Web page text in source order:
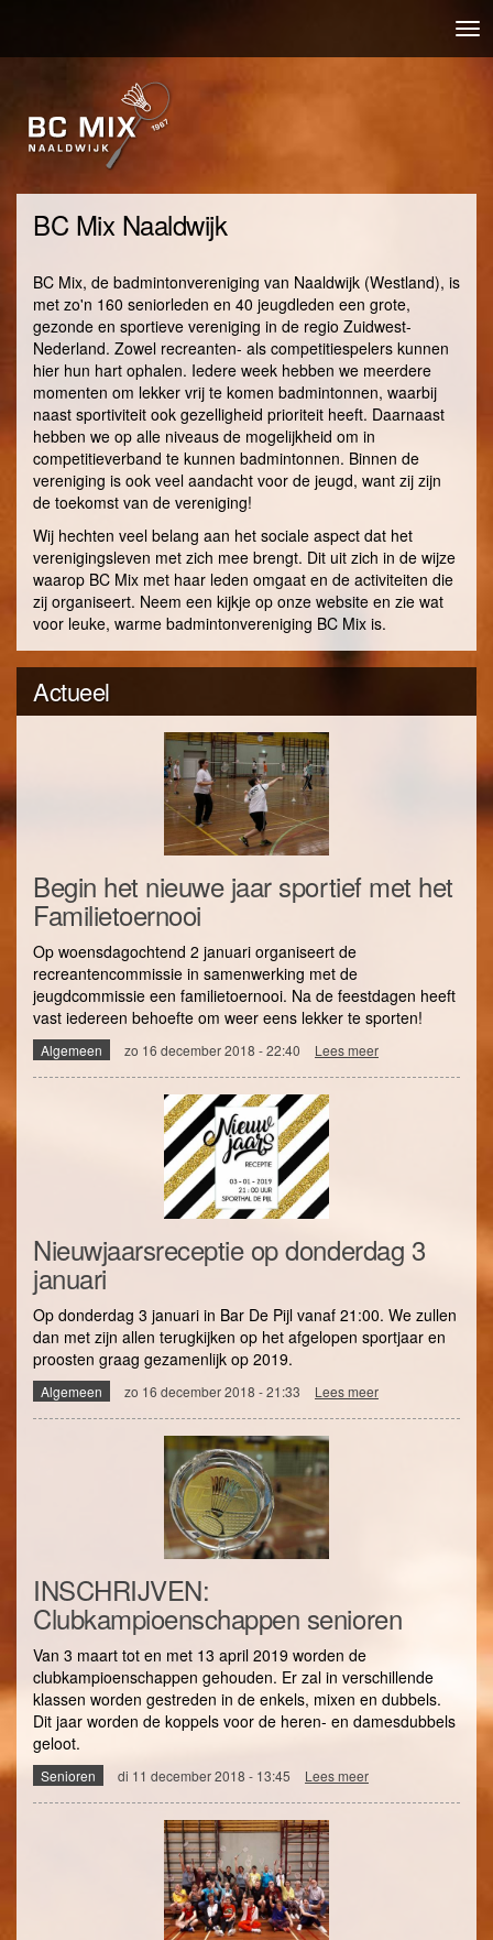
naar
gaan
BC Mix Naaldwijk
BC Mix, de badmintonvereniging van Naaldwijk (Westland), is
met zo'n 160 seniorleden en 40 jeugdleden een grote,
gezonde en sportieve vereniging in de regio Zuidwest-
Nederland. Zowel recreanten- als competitiespelers kunnen
hier hun hart ophalen. Iedere week hebben we meerdere
momenten om lekker vrij te komen badmintonnen, waarbij
naast sportiviteit ook gezelligheid prioriteit heeft. Daarnaast
hebben we op alle niveaus de mogelijkheid om in
competitieverband te kunnen badmintonnen. Binnen de
vereniging is ook veel aandacht voor de jeugd, want zij zijn
de toekomst van de vereniging!
Wij hechten veel belang aan het sociale aspect dat het
verenigingsleven met zich mee brengt. Dit uit zich in de wijze
waarop BC Mix met haar leden omgaat en de activiteiten die
zij organiseert. Neem een kijkje op onze website en zie wat
voor leuke, warme badmintonvereniging BC Mix is.
Actueel
Begin het nieuwe jaar sportief met het
Familietoernooi
Op woensdagochtend 2 januari organiseert de
recreantencommissie in samenwerking met de
jeugdcommissie een familietoernooi. Na de feestdagen heeft
vast iedereen behoefte om weer eens lekker te sporten!
Algemeen zo 16 december 2018 - 22:40 Lees meer
Nieuwjaarsreceptie op donderdag 3
januari
Op donderdag 3 januari in Bar De Pijl vanaf 21:00. We zullen
dan met zijn allen terugkijken op het afgelopen sportjaar en
proosten graag gezamenlijk op 2019.
Algemeen zo 16 december 2018 - 21:33 Lees meer
INSCHRIJVEN:
Clubkampioenschappen senioren
Van 3 maart tot en met 13 april 2019 worden de
clubkampioenschappen gehouden. Er zal in verschillende
klassen worden gestreden in de enkels, mixen en dubbels.
Dit jaar worden de koppels voor de heren- en damesdubbels
geloot.
Senioren di 11 december 2018 - 13:45 Lees meer